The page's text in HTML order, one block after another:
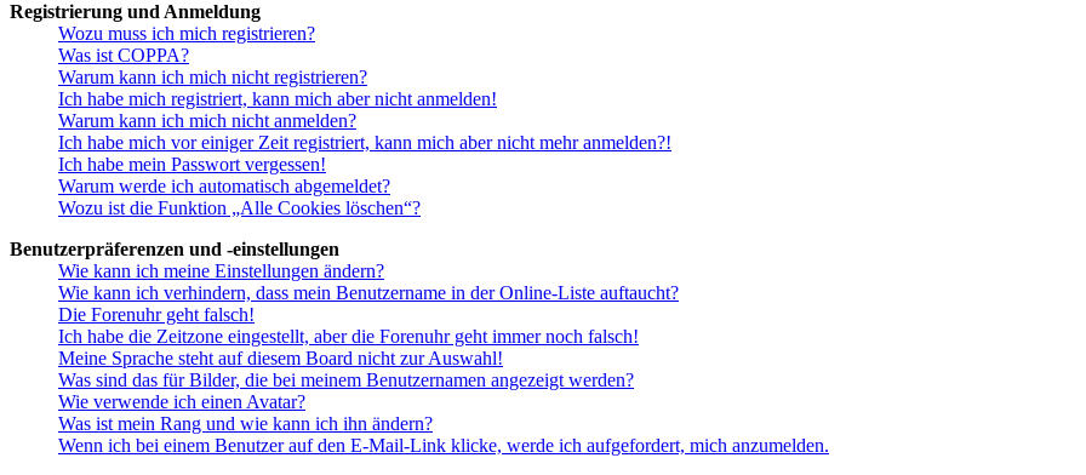
Registrierung und Anmeldung
Wozu muss ich mich registrieren?
Was ist COPPA?
Warum kann ich mich nicht registrieren?
Ich habe mich registriert, kann mich aber nicht anmelden!
Warum kann ich mich nicht anmelden?
Ich habe mich vor einiger Zeit registriert, kann mich aber nicht mehr anmelden?!
Ich habe mein Passwort vergessen!
Warum werde ich automatisch abgemeldet?
Wozu ist die Funktion „Alle Cookies löschen“?
Benutzerpräferenzen und -einstellungen
Wie kann ich meine Einstellungen ändern?
Wie kann ich verhindern, dass mein Benutzername in der Online-Liste auftaucht?
Die Forenuhr geht falsch!
Ich habe die Zeitzone eingestellt, aber die Forenuhr geht immer noch falsch!
Meine Sprache steht auf diesem Board nicht zur Auswahl!
Was sind das für Bilder, die bei meinem Benutzernamen angezeigt werden?
Wie verwende ich einen Avatar?
Was ist mein Rang und wie kann ich ihn ändern?
Wenn ich bei einem Benutzer auf den E-Mail-Link klicke, werde ich aufgefordert, mich anzumelden.